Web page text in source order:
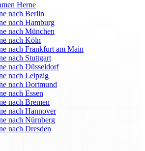
Herne
nach Berlin
nach Hamburg
nach München
nach Köln
nach Frankfurt am Main
nach Stuttgart
nach Düsseldorf
nach Leipzig
nach Dortmund
nach Essen
nach Bremen
nach Hannover
nach Nürnberg
nach Dresden